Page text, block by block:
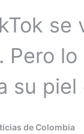
Pero
su piel
de Colombia